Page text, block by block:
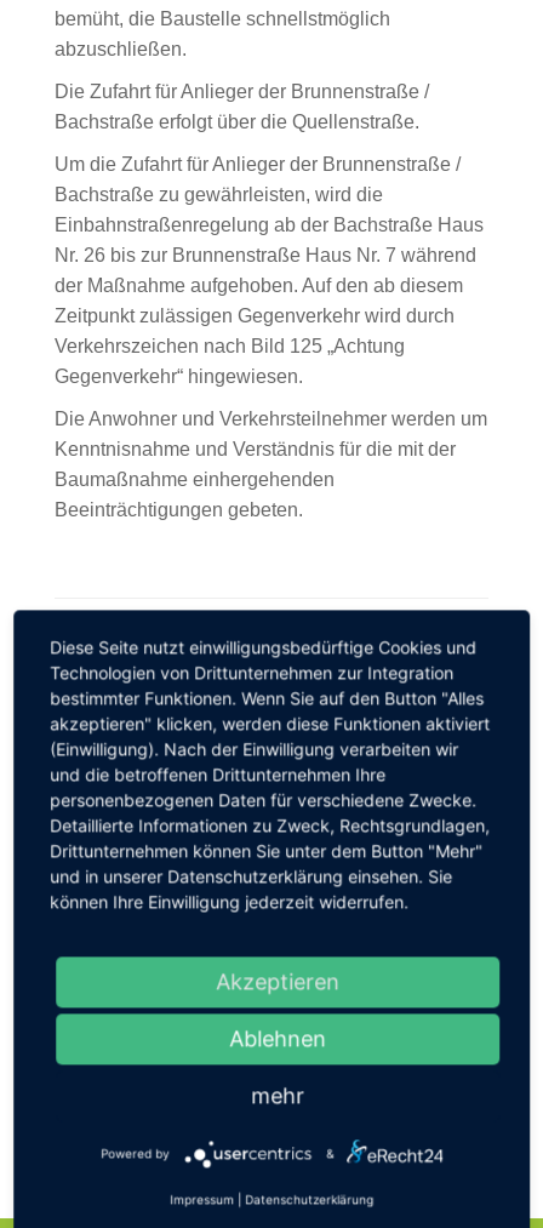
bemüht, die Baustelle schnellstmöglich
abzuschließen.
Die Zufahrt für Anlieger der Brunnenstraße /
Bachstraße erfolgt über die Quellenstraße.
Um die Zufahrt für Anlieger der Brunnenstraße /
Bachstraße zu gewährleisten, wird die
Einbahnstraßenregelung ab der Bachstraße Haus
Nr. 26 bis zur Brunnenstraße Haus Nr. 7 während
der Maßnahme aufgehoben. Auf den ab diesem
Zeitpunkt zulässigen Gegenverkehr wird durch
Verkehrszeichen nach Bild 125 „Achtung
Gegenverkehr“ hingewiesen.
Die Anwohner und Verkehrsteilnehmer werden um
Kenntnisnahme und Verständnis für die mit der
Baumaßnahme einhergehenden
Beeinträchtigungen gebeten.
Share Article
Vorherig
Einladung zur LEADER-
Exkursion: Entdecken Sie die
Rhein-Ahr!
Zwiebelmarkt 2025: Einladung
zum Ideenaustausch
Diese Seite nutzt einwilligungsbedürftige Cookies und
Technologien von Drittunternehmen zur Integration
bestimmter Funktionen. Wenn Sie auf den Button "Alles
akzeptieren" klicken, werden diese Funktionen aktiviert
(Einwilligung). Nach der Einwilligung verarbeiten wir
und die betroffenen Drittunternehmen Ihre
personenbezogenen Daten für verschiedene Zwecke.
Detaillierte Informationen zu Zweck, Rechtsgrundlagen,
Drittunternehmen können Sie unter dem Button "Mehr"
und in unserer Datenschutzerklärung einsehen. Sie
können Ihre Einwilligung jederzeit widerrufen.
Akzeptieren
Ablehnen
mehr
Powered by &
Impressum Datenschutzerklärung